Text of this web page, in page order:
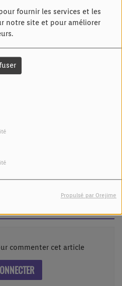
fournir les services et les
notre site et pour améliorer
Propulsé par Orejime
commenter cet article